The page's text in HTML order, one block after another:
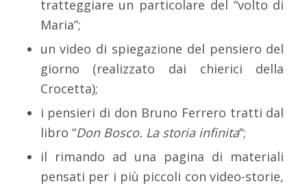
tratteggiare un particolare del “volto di
Maria”;
un video di spiegazione del pensiero del
giorno (realizzato dai chierici della
Crocetta);
i pensieri di don Bruno Ferrero tratti dal
libro “Don Bosco. La storia infinita“;
il rimando ad una pagina di materiali
pensati per i più piccoli con video-storie,